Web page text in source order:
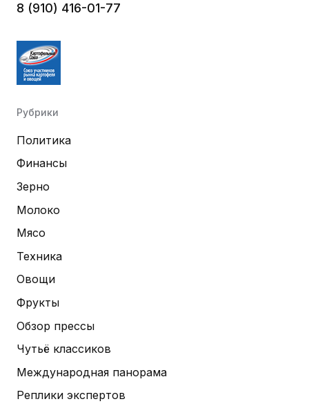
8 (910) 416-01-77
Рубрики
Политика
Финансы
Зерно
Молоко
Мясо
Техника
Овощи
Фрукты
Обзор прессы
Чутьё классиков
Международная панорама
Реплики экспертов